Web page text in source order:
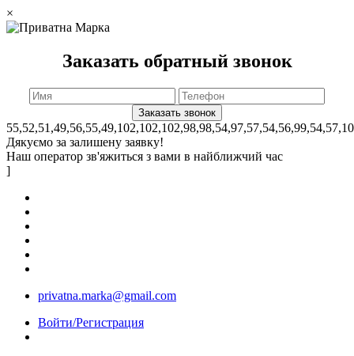
×
Заказать обратный звонок
Дякуємо за залишену заявку!
Наш оператор зв'яжиться з вами в найближчий час
]
privatna.marka@gmail.com
Войти/Регистрация